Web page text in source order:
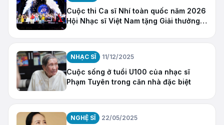
Cuộc thi Ca sĩ Nhí toàn quốc năm 2026
Hội Nhạc sĩ Việt Nam tặng Giải thưởng
NHẠC SĨ 11/12/2025
Cuộc sống ở tuổi U100 của nhạc sĩ
Phạm Tuyên trong căn nhà đặc biệt
NGHỆ SĨ 22/05/2025